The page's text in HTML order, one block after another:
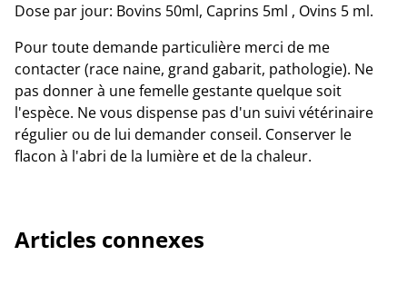
Dose par jour: Bovins 50ml, Caprins 5ml , Ovins 5 ml.
Pour toute demande particulière merci de me
contacter (race naine, grand gabarit, pathologie). Ne
pas donner à une femelle gestante quelque soit
l'espèce. Ne vous dispense pas d'un suivi vétérinaire
régulier ou de lui demander conseil. Conserver le
flacon à l'abri de la lumière et de la chaleur.
Articles connexes